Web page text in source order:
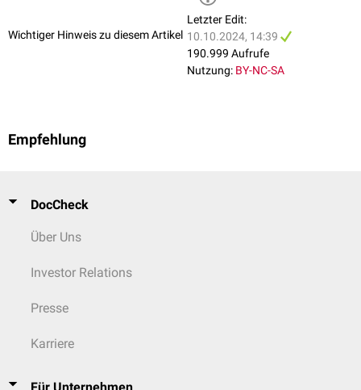
Wichtiger Hinweis zu diesem Artikel
Letzter Edit:
10.10.2024, 14:39
190.999 Aufrufe
Nutzung: BY-NC-SA
Empfehlung
DocCheck
Über Uns
Investor Relations
Presse
Karriere